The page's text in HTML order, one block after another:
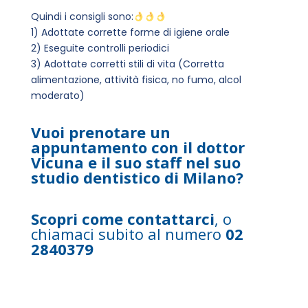
Quindi i consigli sono:
1) Adottate corrette forme di igiene orale
2) Eseguite controlli periodici
3) Adottate corretti stili di vita (Corretta
alimentazione, attività fisica, no fumo, alcol
moderato)
Vuoi prenotare un
appuntamento con il dottor
Vicuna e il suo staff nel suo
studio dentistico di Milano?
Scopri come contattarci, o
chiamaci subito al numero 02
2840379